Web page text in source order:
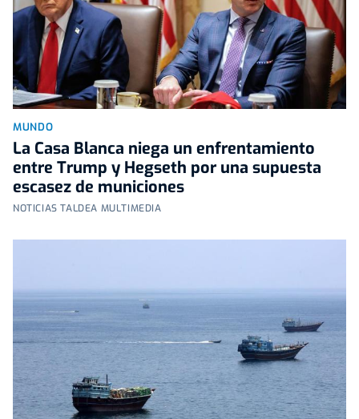
MUNDO
La Casa Blanca niega un enfrentamiento
entre Trump y Hegseth por una supuesta
escasez de municiones
NOTICIAS TALDEA MULTIMEDIA